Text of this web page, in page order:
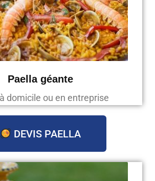
Paella géante
domicile ou en entreprise
DEVIS PAELLA